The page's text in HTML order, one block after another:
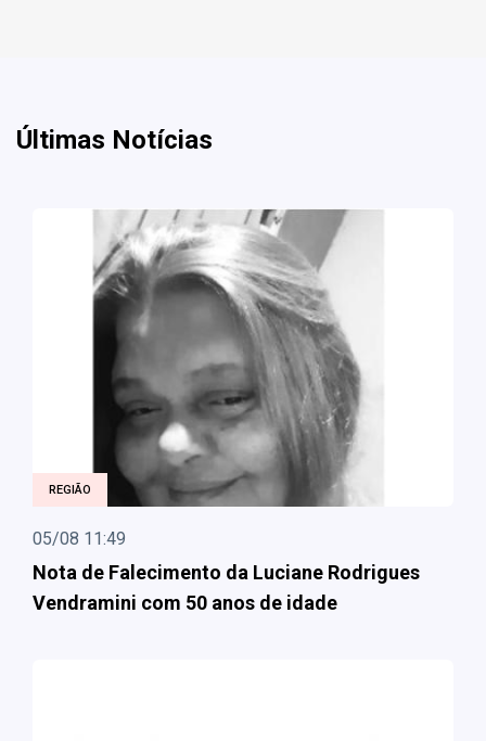
Últimas Notícias
REGIÃO
05/08 11:49
Nota de Falecimento da Luciane Rodrigues
Vendramini com 50 anos de idade